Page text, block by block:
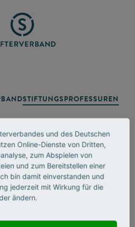
STIFTUNGSPROFESSUREN
und des Deutschen
Online-Dienste von Dritten,
zum Abspielen von
und zum Bereitstellen einer
bin damit einverstanden und
jederzeit mit Wirkung für die
ändern.